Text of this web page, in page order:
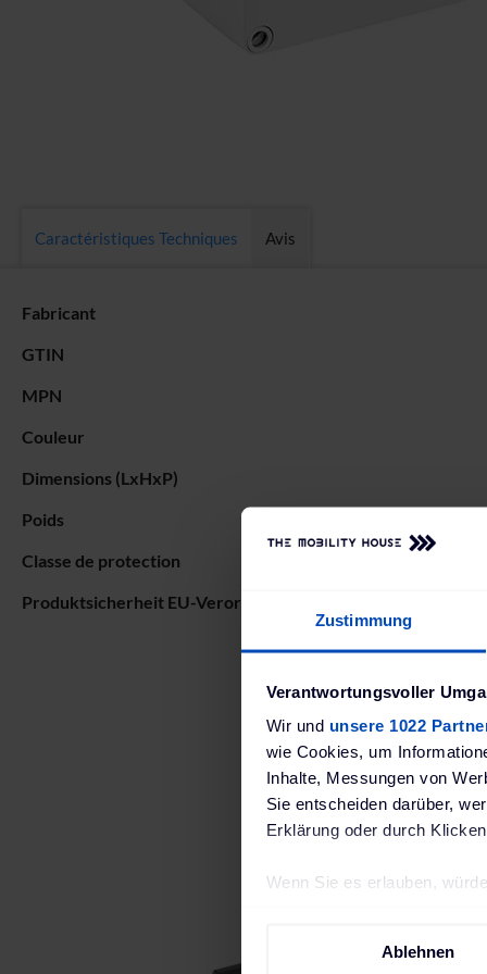
Zustimmung
Verantwortungsvoller
Wir und unsere 1022
wie Cookies, um
Inhalte, Messungen von
Sie entscheiden darüber,
Erklärung oder durch
Wenn Sie es erlauben,
Ablehnen
the
the
gallery
Caractéristiques Techniques
Plus
Fabricant
GTIN
MPN
Couleur
Dimensions (LxHxP)
Poids
Classe de protection
Produktsicherheit EU-Verordnung (EU) 2023/988 (GPSR)
Avis